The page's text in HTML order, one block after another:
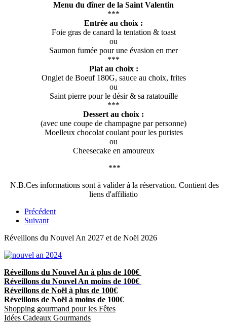
Menu du dîner de la Saint Valentin
***
Entrée au choix :
Foie gras de canard la tentation & toast
ou
Saumon fumée pour une évasion en mer
***
Plat au choix :
Onglet de Boeuf 180G, sauce au choix, frites
ou
Saint pierre pour le désir & sa ratatouille
***
Dessert au choix :
(avec une coupe de champagne par personne)
Moelleux chocolat coulant pour les puristes
ou
Cheesecake en amoureux
***
N.B.Ces informations sont à valider à la réservation. Contient des
liens d'affiliatio
Précédent
Suivant
Réveillons du Nouvel An 2027 et de Noël 2026
Réveillons du Nouvel An à plus de 100€
Réveillons du Nouvel An moins de 100€
Réveillons de Noël à plus de 100€
Réveillons de Noël à moins de 100€
Shopping gourmand pour les Fêtes
Idées Cadeaux Gourmands